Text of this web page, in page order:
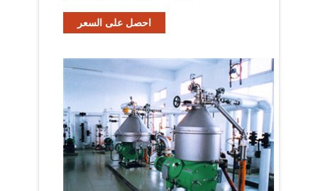
احصل على السعر